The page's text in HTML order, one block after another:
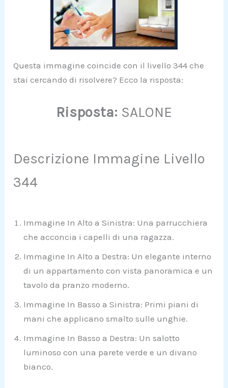
Questa immagine coincide con il livello 344 che
stai cercando di risolvere? Ecco la risposta:
Risposta: SALONE
Descrizione Immagine Livello
344
Immagine In Alto a Sinistra: Una parrucchiera
che acconcia i capelli di una ragazza.
Immagine In Alto a Destra: Un elegante interno
di un appartamento con vista panoramica e un
tavolo da pranzo moderno.
Immagine In Basso a Sinistra: Primi piani di
mani che applicano smalto sulle unghie.
Immagine In Basso a Destra: Un salotto
luminoso con una parete verde e un divano
bianco.